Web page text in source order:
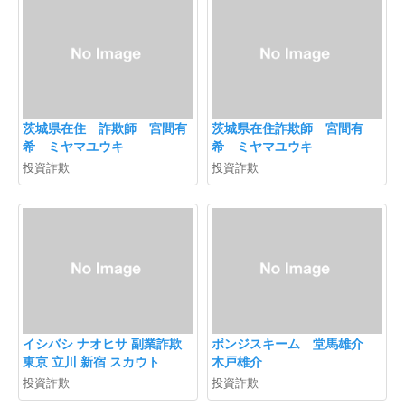
茨城県在住 詐欺師 宮間有
希 ミヤマユウキ
投資詐欺
茨城県在住詐欺師 宮間有
希 ミヤマユウキ
投資詐欺
イシバシ ナオヒサ 副業詐欺
東京 立川 新宿 スカウト
投資詐欺
ポンジスキーム 堂馬雄介
木戸雄介
投資詐欺